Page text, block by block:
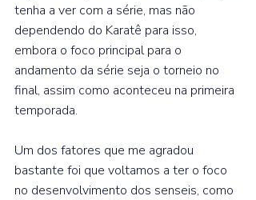
tenha a ver com a série, mas não
dependendo do Karatê para isso,
embora o foco principal para o
andamento da série seja o torneio no
final, assim como aconteceu na primeira
temporada.⁣
Um dos fatores que me agradou
bastante foi que voltamos a ter o foco
no desenvolvimento dos senseis, como